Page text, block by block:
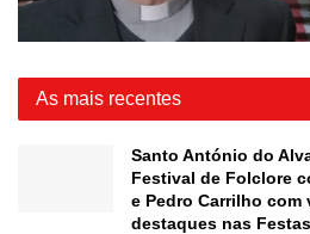
As mais recentes
Santo António do
Festival de Folclore
e Pedro Carrilho com
destaques nas